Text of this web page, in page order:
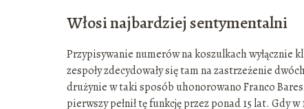
Włosi najbardziej sentymentalni
Przypisywanie numerów na koszulkach wyłącznie
zespoły zdecydowały się tam na zastrzeżenie
drużynie w taki sposób uhonorowano Franco
pierwszy pełnił tę funkcję przez ponad 15 lat. Gdy